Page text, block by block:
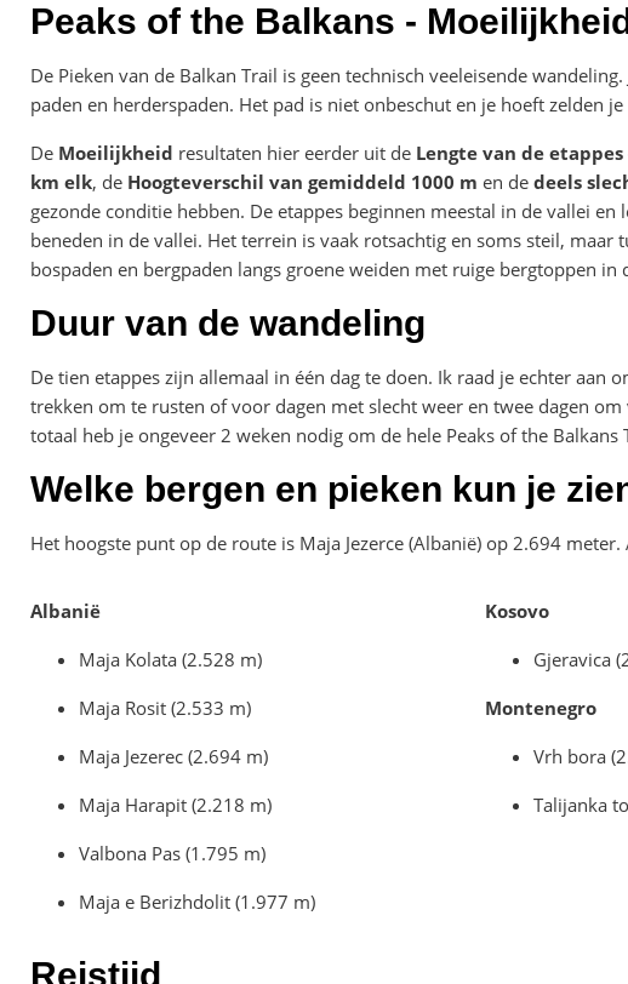
Peaks of the Balkans -
De Pieken van de Balkan Trail is geen technisch veeleisende
paden en herderspaden. Het pad is niet onbeschut en je hoeft zelden
De Moeilijkheid resultaten hier eerder uit de Lengte van de
km elk, de Hoogteverschil van gemiddeld 1000 m en de deels
gezonde conditie hebben. De etappes beginnen meestal in de vallei en
beneden in de vallei. Het terrein is vaak rotsachtig en soms steil, maar
bospaden en bergpaden langs groene weiden met ruige bergtoppen in
Duur van de wandeling
De tien etappes zijn allemaal in één dag te doen. Ik raad je echter aan
trekken om te rusten of voor dagen met slecht weer en twee dagen
totaal heb je ongeveer 2 weken nodig om de hele Peaks of the Balkans
Welke bergen en pieken kun je
Het hoogste punt op de route is Maja Jezerce (Albanië) op 2.694
Albanië
Maja Kolata (2.528 m)
Maja Rosit (2.533 m)
Maja Jezerec (2.694 m)
Maja Harapit (2.218 m)
Valbona Pas (1.795 m)
Maja e Berizhdolit (1.977 m)
Kosovo
Gjeravica
Montenegro
Vrh bora
Talijanka
Reistijd